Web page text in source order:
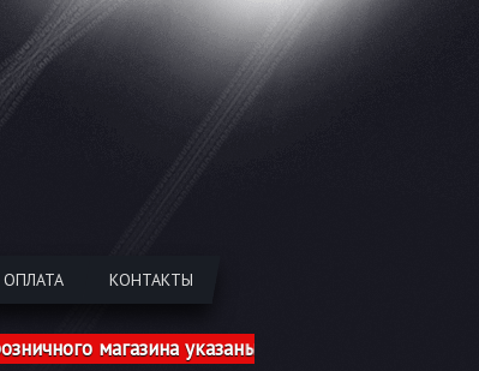
КОНТАКТЫ
магазина указаны с учетом шиномонтажа!